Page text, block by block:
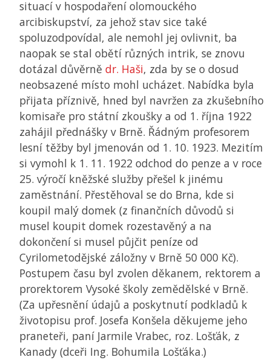
situací v hospodaření olomouckého
arcibiskupství, za jehož stav sice také
spoluzodpovídal, ale nemohl jej ovlivnit, ba
naopak se stal obětí různých intrik, se znovu
dotázal důvěrně dr. Haši, zda by se o dosud
neobsazené místo mohl ucházet. Nabídka byla
přijata příznivě, hned byl navržen za zkušebního
komisaře pro státní zkoušky a od 1. října 1922
zahájil přednášky v Brně. Řádným profesorem
lesní těžby byl jmenován od 1. 10. 1923. Mezitím
si vymohl k 1. 11. 1922 odchod do penze a v roce
25. výročí kněžské služby přešel k jinému
zaměstnání. Přestěhoval se do Brna, kde si
koupil malý domek (z finančních důvodů si
musel koupit domek rozestavěný a na
dokončení si musel půjčit peníze od
Cyrilometodějské záložny v Brně 50 000 Kč).
Postupem času byl zvolen děkanem, rektorem a
prorektorem Vysoké školy zemědělské v Brně.
(Za upřesnění údajů a poskytnutí podkladů k
životopisu prof. Josefa Konšela děkujeme jeho
praneteři, paní Jarmile Vrabec, roz. Lošťák, z
Kanady (dceři Ing. Bohumila Lošťáka.)